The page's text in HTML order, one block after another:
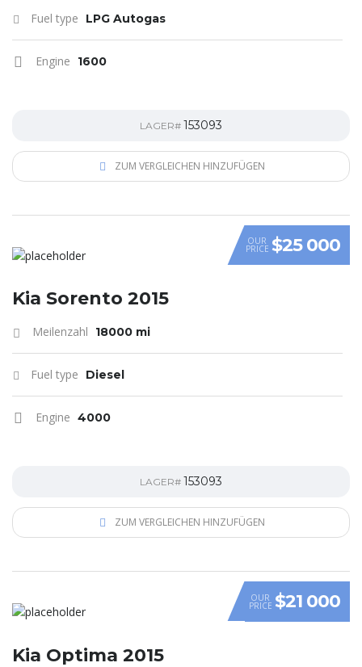
Fuel type LPG Autogas
Engine 1600
LAGER# 153093
ZUM VERGLEICHEN HINZUFÜGEN
OUR
PRICE $25 000
Kia Sorento 2015
Meilenzahl 18000 mi
Fuel type Diesel
Engine 4000
LAGER# 153093
ZUM VERGLEICHEN HINZUFÜGEN
OUR
PRICE $21 000
Kia Optima 2015